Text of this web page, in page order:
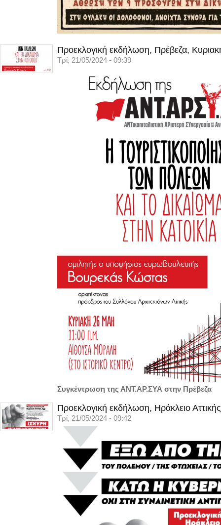
Προεκλογική εκδήλωση, Πρέβεζα,
Τρί, 21/05/2024 - 09:39
Συγκέντρωση της ΑΝΤ.ΑΡ.ΣΥΑ στην Πρέβεζα
Προεκλογική εκδήλωση, Ηράκλειο
Τρί, 21/05/2024 - 09:42